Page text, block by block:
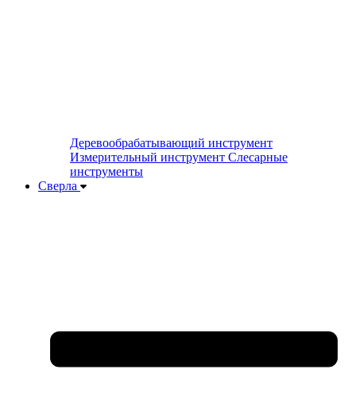
Деревообрабатывающий инструмент
Измерительный инструмент Слесарные
инструменты
Сверла